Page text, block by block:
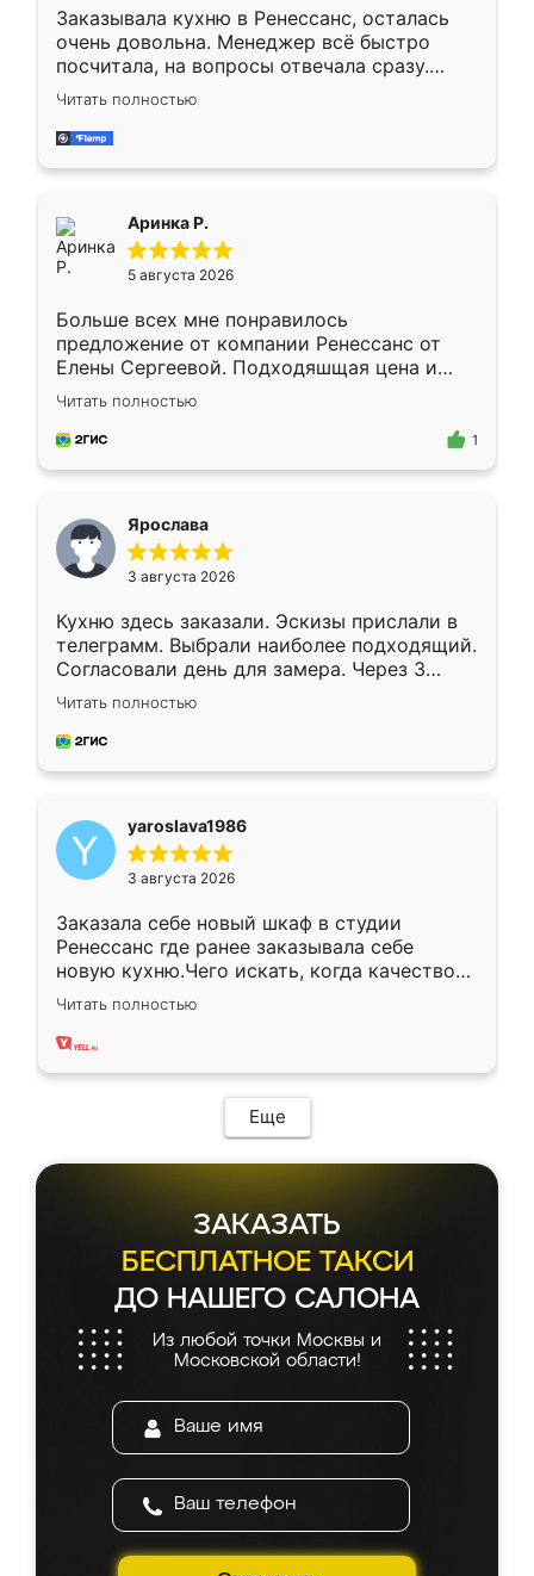
Заказывала кухню в Ренессанс, осталась
очень довольна. Менеджер всё быстро
посчитала, на вопросы отвечала сразу.
Замерщик приехал в субботу, подошёл к
делу со всей ответственностью. Собрали
за день, ребята работали аккуратно, даже
Читать полностью
Аринка Р.
5 августа 2026
Больше всех мне понравилось
предложение от компании Ренессанс от
Елены Сергеевой. Подходяшщая цена и
короткие сроки изготовления. Приехавший
для замера сотрудник Владислав
предложил по моему эскизу самый
Читать полностью
1
Ярослава
3 августа 2026
Кухню здесь заказали. Эскизы прислали в
телеграмм. Выбрали наиболее подходящий.
Согласовали день для замера. Через 3
недели кухня была уже готова. Остались
довольны работой. Спасибо Ренессанс
мебель за качественную работу!
Читать полностью
yaroslava1986
3 августа 2026
Заказала себе новый шкаф в студии
Ренессанс где ранее заказывала себе
новую кухню.Чего искать, когда качеством
вполне довольна. Служит кухня уже почти
два года, нареканий нет.
Читать полностью
Еще
ЗАКАЗАТЬ
БЕСПЛАТНОЕ ТАКСИ
ДО НАШЕГО САЛОНА
Из любой точки Москвы и
Московской области!